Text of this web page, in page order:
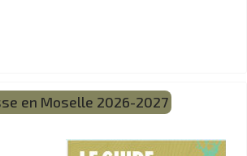
en Moselle 2026-2027